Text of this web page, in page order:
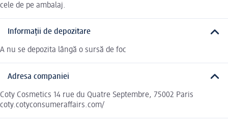
cele de pe ambalaj.
Informații de depozitare
A nu se depozita lângă o sursă de foc
Adresa companiei
Coty Cosmetics 14 rue du Quatre Septembre, 75002 Paris
coty.cotyconsumeraffairs.com/